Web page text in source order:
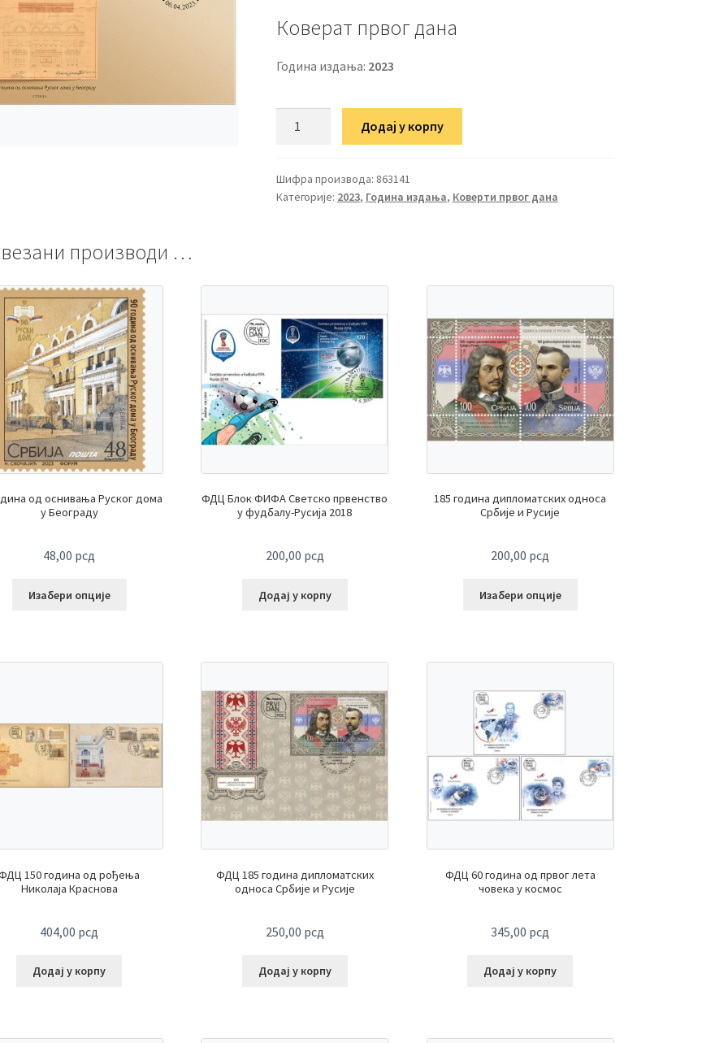
Коверат првог дана
Година издања: 2023
од
оснивања
Додај у корпу
Шифра производа: 863141
Категорије: 2023, Година издања, Коверти првог дана
производи …
од оснивања Руског дома
у Београду
48,00 рсд
Изабери опције
ФДЦ Блок ФИФА Светско првенство
у фудбалу-Русија 2018
200,00 рсд
Додај у корпу
185 година дипломатских односа
Србије и Русије
200,00 рсд
Изабери опције
150 година од рођења
Николаја Краснова
404,00 рсд
Додај у корпу
ФДЦ 185 година дипломатских
односа Србије и Русије
250,00 рсд
Додај у корпу
ФДЦ 60 година од првог лета
човека у космос
345,00 рсд
Додај у корпу